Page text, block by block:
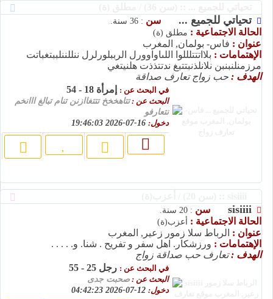
تحياتي للجميع ... سن : 36 سنة.
الحالة الاجتماعية : مطلق (ة)
عنوان : فاس- بولمان, المغرب
الإهتمامات : بلااتتتلللوا اللىاواوورل الرببلورلرل ننللننلببتغباتت
مرزمنلنبنبن نلانلذنبتتبغ ندتتذذت هلنيتغي
الهدف : حب زواج تعارف صداقة
في البحث عن : إمرأة 18 - 54
البحث عن :تتاهخخخ تتتغاازنن تنام تبالغ ااانخم
نتعارفو
دخول:
sisiiii سن : 20 سنة.
الحالة الاجتماعية : أعزب(ة)
عنوان : الرباط سلا زمور زعير, المغرب
الإهتمامات : ورزشکار. اهل سفر و تفریح . شنا. و. . . . .
الهدف :تعارف حب صداقة زواج
في البحث عن : رجل 25 - 55
البحث عن : صحبت جدی
دخول: